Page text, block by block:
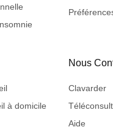
à domicile
Nous
Clavarder
Aide